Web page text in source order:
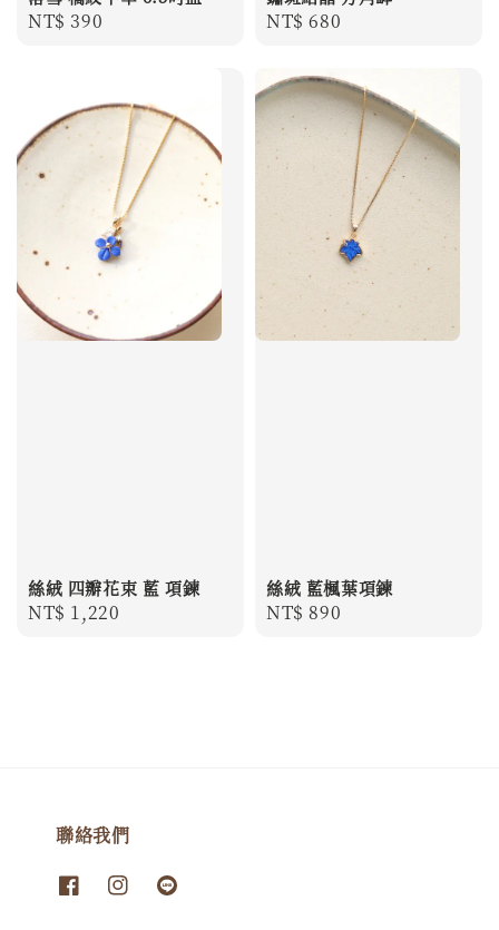
Regular
NT$ 390
Regular
NT$ 680
絲絨 四瓣花束 藍 項鍊
Regular
NT$ 1,220
絲絨 藍楓葉項鍊
Regular
NT$ 890
聯絡我們